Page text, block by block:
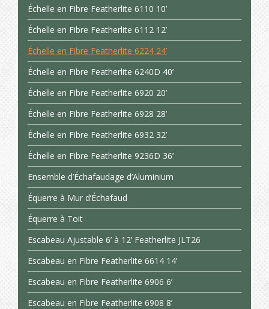
Échelle en Fibre Featherlite 6110 10’
Échelle en Fibre Featherlite 6112 12’
Échelle en Fibre Featherlite 6224 24’
Échelle en Fibre Featherlite 6240D 40’
Échelle en Fibre Featherlite 6920 20’
Échelle en Fibre Featherlite 6928 28’
Échelle en Fibre Featherlite 6932 32’
Échelle en Fibre Featherlite 9236D 36’
Ensemble d’Échafaudage d’Aluminium
Équerre à Mur d’Échafaud
Équerre à Toit
Escabeau Ajustable 6’ à 12’ Featherlite JLT26
Escabeau en Fibre Featherlite 6614 14’
Escabeau en Fibre Featherlite 6906 6’
Escabeau en Fibre Featherlite 6908 8’